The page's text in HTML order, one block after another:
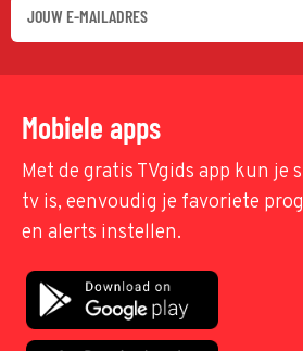
Mobiele apps
Met de gratis TVgids app kun je
tv is, eenvoudig je favoriete
en alerts instellen.